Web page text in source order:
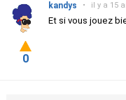
kandys • il y a 15
Et si vous jouez
0